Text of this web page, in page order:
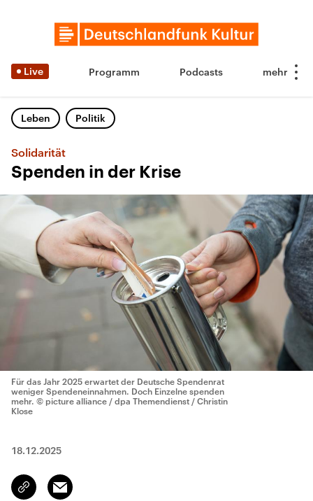
Live Programm Podcasts
Leben Politik
Solidarität
Spenden in der Krise
Für das Jahr 2025 erwartet der Deutsche Spendenrat
weniger Spendeneinnahmen. Doch Einzelne spenden
mehr. © picture alliance / dpa Themendienst / Christin
Klose
18.12.2025
Link
kopieren/teilen
Email